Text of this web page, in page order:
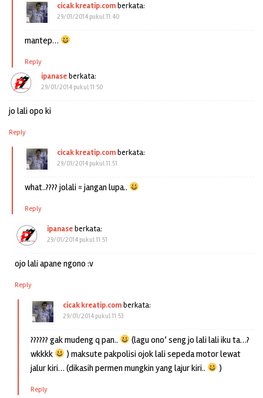
cicak kreatip.comberkata:
29/01/2014 pukul 11:40
mantep…
Reply
ipanaseberkata:
29/01/2014 pukul 11:50
jo lali opo ki
Reply
cicak kreatip.comberkata:
29/01/2014 pukul 11:51
what..???? jolali = jangan lupa..
Reply
ipanaseberkata:
29/01/2014 pukul 11:51
ojo lali apane ngono :v
Reply
cicak kreatip.comberkata:
29/01/2014 pukul 11:53
?????? gak mudeng q pan..
(lagu ono’ seng jo lali lali iku ta…?
wkkkk
) maksute pakpolisi ojok lali sepeda motor lewat
jalur kiri… (dikasih permen mungkin yang lajur kiri..
)
Reply